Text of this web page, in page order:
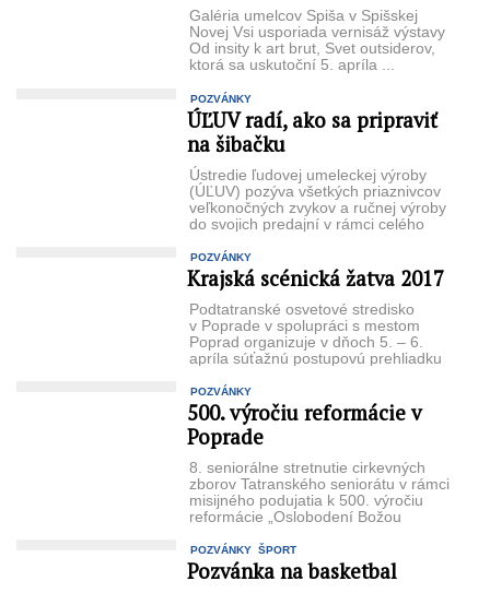
Galéria umelcov Spiša v Spišskej
Novej Vsi usporiada vernisáž výstavy
Od insity k art brut, Svet outsiderov,
ktorá sa uskutoční 5. apríla ...
POZVÁNKY
ÚĽUV radí, ako sa pripraviť
na šibačku
Ústredie ľudovej umeleckej výroby
(ÚĽUV) pozýva všetkých priaznivcov
veľkonočných zvykov a ručnej výroby
do svojich predajní v rámci celého
POZVÁNKY
Krajská scénická žatva 2017
Podtatranské osvetové stredisko
v Poprade v spolupráci s mestom
Poprad organizuje v dňoch 5. – 6.
apríla súťažnú postupovú prehliadku
Prešovského ...
POZVÁNKY
500. výročiu reformácie v
Poprade
8. seniorálne stretnutie cirkevných
zborov Tatranského seniorátu v rámci
misijného podujatia k 500. výročiu
reformácie „Oslobodení Božou
POZVÁNKY ŠPORT
Pozvánka na basketbal